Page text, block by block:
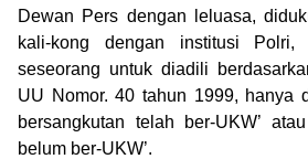
Dewan Pers dengan leluasa,
kali-kong dengan institusi Polri,
seseorang untuk diadili
UU Nomor. 40 tahun 1999, hanya
bersangkutan telah ber-UKW’
belum ber-UKW’.